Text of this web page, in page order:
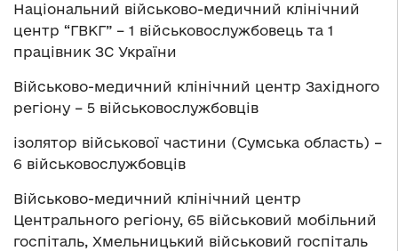
Національний військово-медичний клінічний
центр “ГВКГ” – 1 військовослужбовець та 1
працівник ЗС України
Військово-медичний клінічний центр Західного
регіону – 5 військовослужбовців
ізолятор військової частини (Сумська область) –
6 військовослужбовців
Військово-медичний клінічний центр
Центрального регіону, 65 військовий мобільний
госпіталь, Хмельницький військовий госпіталь